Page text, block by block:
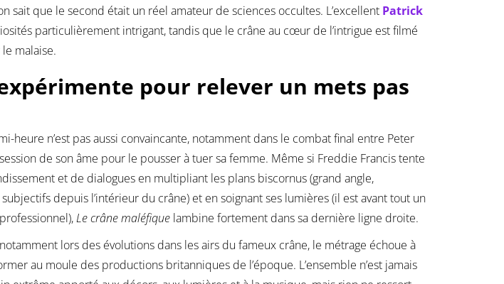
sait que le second était un réel amateur de sciences occultes. L’excellent Patrick
particulièrement intrigant, tandis que le crâne au cœur de l’intrigue est filmé
malaise.
pour relever un mets pas
heure n’est pas aussi convaincante, notamment dans le combat final entre Peter
de son âme pour le pousser à tuer sa femme. Même si Freddie Francis tente
et de dialogues en multipliant les plans biscornus (grand angle,
depuis l’intérieur du crâne) et en soignant ses lumières (il est avant tout un
Le crâne maléfique lambine fortement dans sa dernière ligne droite.
lors des évolutions dans les airs du fameux crâne, le métrage échoue à
au moule des productions britanniques de l’époque. L’ensemble n’est jamais